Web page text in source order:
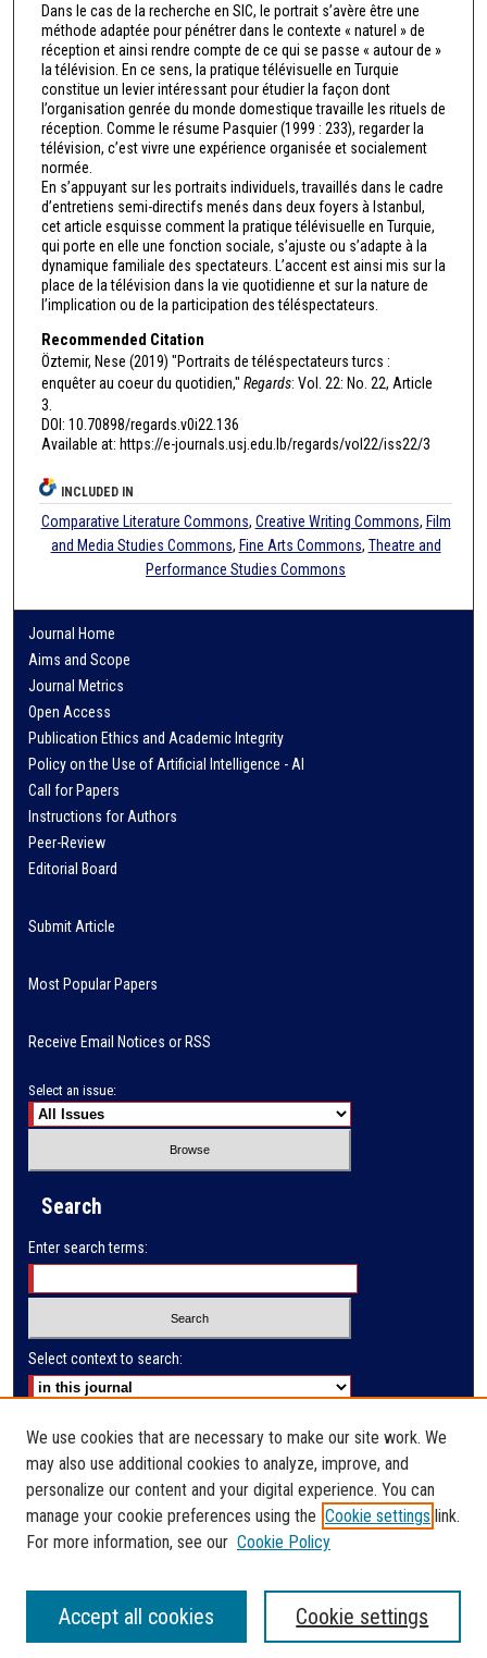
Dans le cas de la recherche en SIC, le portrait s’avère être une
méthode adaptée pour pénétrer dans le contexte « naturel » de
réception et ainsi rendre compte de ce qui se passe « autour de »
la télévision. En ce sens, la pratique télévisuelle en Turquie
constitue un levier intéressant pour étudier la façon dont
l’organisation genrée du monde domestique travaille les rituels de
réception. Comme le résume Pasquier (1999 : 233), regarder la
télévision, c’est vivre une expérience organisée et socialement
normée.
En s’appuyant sur les portraits individuels, travaillés dans le cadre
d’entretiens semi-directifs menés dans deux foyers à Istanbul,
cet article esquisse comment la pratique télévisuelle en Turquie,
qui porte en elle une fonction sociale, s’ajuste ou s’adapte à la
dynamique familiale des spectateurs. L’accent est ainsi mis sur la
place de la télévision dans la vie quotidienne et sur la nature de
l’implication ou de la participation des téléspectateurs.
Recommended Citation
Öztemir, Nese (2019) "Portraits de téléspectateurs turcs :
enquêter au coeur du quotidien," Regards: Vol. 22: No. 22, Article
3.
DOI: 10.70898/regards.v0i22.136
Available at: https://e-journals.usj.edu.lb/regards/vol22/iss22/3
INCLUDED IN
Comparative Literature Commons, Creative Writing Commons, Film
and Media Studies Commons, Fine Arts Commons, Theatre and
Performance Studies Commons
Journal Home
Aims and Scope
Journal Metrics
Open Access
Publication Ethics and Academic Integrity
Policy on the Use of Artificial Intelligence - AI
Call for Papers
Instructions for Authors
Peer-Review
Editorial Board
Submit Article
Most Popular Papers
Receive Email Notices or RSS
Select an issue:
Search
Enter search terms:
Select context to search:
Advanced Search
E-ISSN: 2791-285X
PRINT ISSN: 2523-9732
We use cookies that are necessary to make our site work. We
may also use additional cookies to analyze, improve, and
personalize our content and your digital experience. You can
manage your cookie preferences using the Cookie settings link.
For more information, see our Cookie Policy
Cookie settings
Accept all cookies